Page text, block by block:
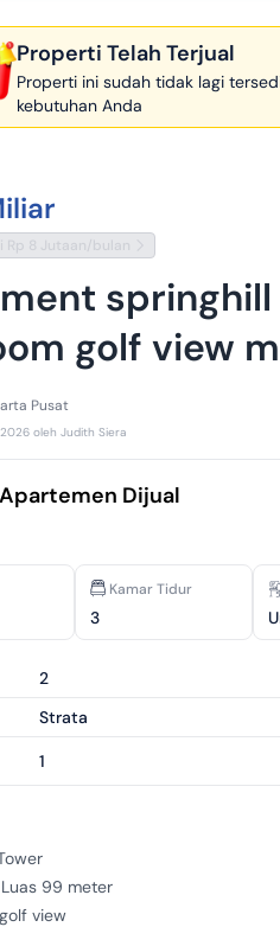
Properti Telah Terjual
Properti ini sudah tidak lagi
kebutuhan Anda
Rp 8 Jutaan/bulan
golf view
Pusat
oleh Judith Siera
Dijual
Kamar Tidur
3
2
Strata
1
2018
Baru
99 meter
view